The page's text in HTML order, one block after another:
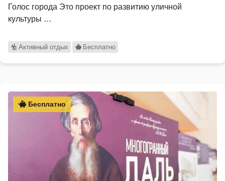
Голос города Это проект по развитию уличной
культуры …
Активный отдых Бесплатно
Бесплатно